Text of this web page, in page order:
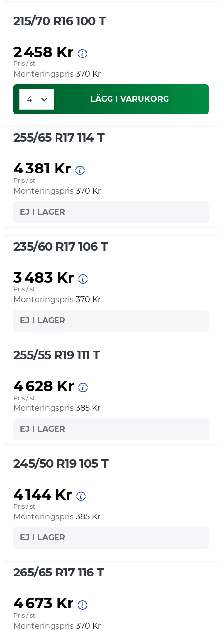
215/70 R16 100 T
2 458 Kr
Pris / st
Monteringspris 370 Kr
LÄGG I VARUKORG
255/65 R17 114 T
4 381 Kr
Pris / st
Monteringspris 370 Kr
EJ I LAGER
235/60 R17 106 T
3 483 Kr
Pris / st
Monteringspris 370 Kr
EJ I LAGER
255/55 R19 111 T
4 628 Kr
Pris / st
Monteringspris 385 Kr
EJ I LAGER
245/50 R19 105 T
4 144 Kr
Pris / st
Monteringspris 385 Kr
EJ I LAGER
265/65 R17 116 T
4 673 Kr
Pris / st
Monteringspris 370 Kr